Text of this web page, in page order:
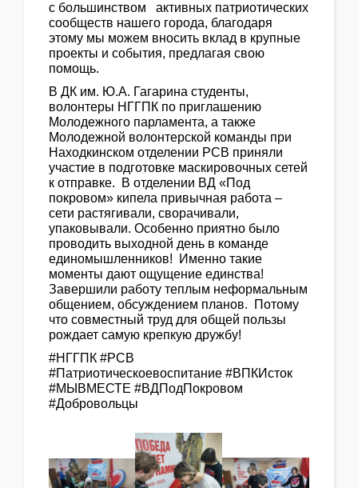
с большинством активных патриотических
сообществ нашего города, благодаря
этому мы можем вносить вклад в крупные
проекты и события, предлагая свою
помощь.
В ДК им. Ю.А. Гагарина студенты,
волонтеры НГГПК по приглашению
Молодежного парламента, а также
Молодежной волонтерской команды при
Находкинском отделении РСВ приняли
участие в подготовке маскировочных сетей
к отправке. В отделении ВД «Под
покровом» кипела привычная работа –
сети растягивали, сворачивали,
упаковывали. Особенно приятно было
проводить выходной день в команде
единомышленников! Именно такие
моменты дают ощущение единства!
Завершили работу теплым неформальным
общением, обсуждением планов. Потому
что совместный труд для общей пользы
рождает самую крепкую дружбу!
#НГГПК #РСВ
#Патриотическоевоспитание #ВПКИсток
#МЫВМЕСТЕ #ВДПодПокровом
#Добровольцы